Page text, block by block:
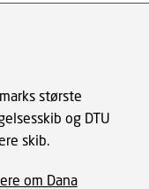
største
og DTU
skib.
om Dana